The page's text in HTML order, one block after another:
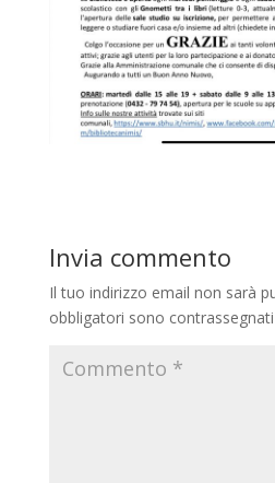
Invia commento
Il tuo indirizzo email non sarà
obbligatori sono contrassegnati